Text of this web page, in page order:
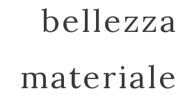
bellezza
materiale